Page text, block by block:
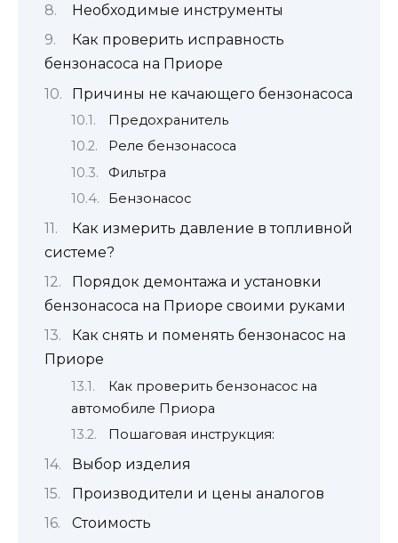
Необходимые инструменты
Как проверить исправность
бензонасоса на Приоре
Причины не качающего бензонасоса
Предохранитель
Реле бензонасоса
Фильтра
Бензонасос
Как измерить давление в топливной
системе?
Порядок демонтажа и установки
бензонасоса на Приоре своими руками
Как снять и поменять бензонасос на
Приоре
Как проверить бензонасос на
автомобиле Приора
Пошаговая инструкция:
Выбор изделия
Производители и цены аналогов
Стоимость